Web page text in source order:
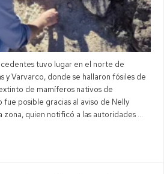
tuvo lugar en el norte de
y Varvarco, donde se hallaron fósiles de
de mamíferos nativos de
fue posible gracias al aviso de Nelly
zona, quien notificó a las autoridades …